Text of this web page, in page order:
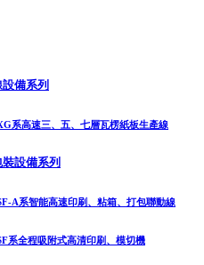
備系列
系高速三、五、七層瓦楞紙板生產線
設備系列
A系智能高速印刷、粘箱、打包聯動線
系全程吸附式高清印刷、模切機